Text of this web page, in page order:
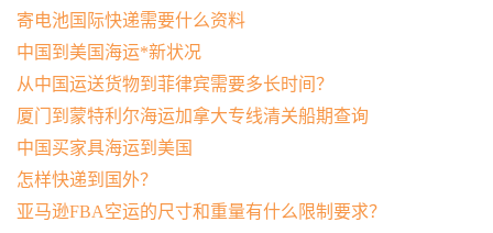
寄电池国际快递需要什么资料
中国到美国海运*新状况
从中国运送货物到菲律宾需要多长时间？
厦门到蒙特利尔海运加拿大专线清关船期查询
中国买家具海运到美国
怎样快递到国外？
亚马逊FBA空运的尺寸和重量有什么限制要求？